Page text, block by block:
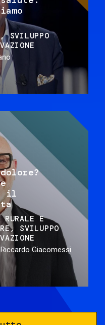
SVILUPPO
il
RURALE E
SVILUPPO
Giacomessi